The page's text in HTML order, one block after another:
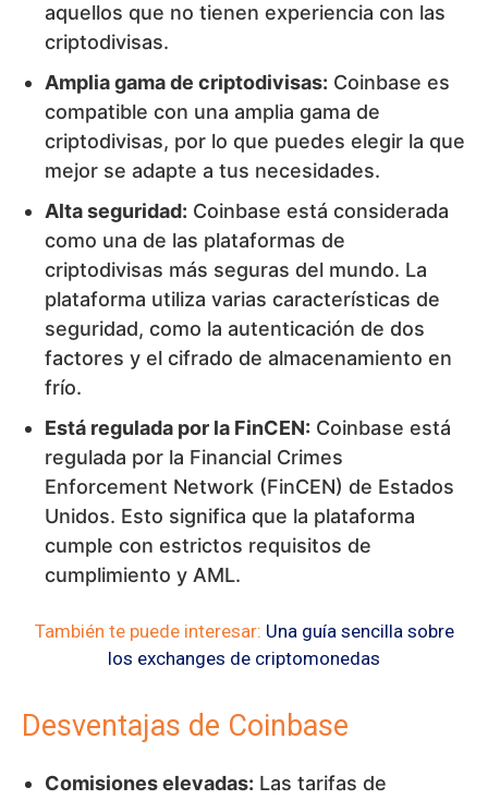
aquellos que no tienen experiencia con las
criptodivisas.
Amplia gama de criptodivisas: Coinbase es
compatible con una amplia gama de
criptodivisas, por lo que puedes elegir la que
mejor se adapte a tus necesidades.
Alta seguridad: Coinbase está considerada
como una de las plataformas de
criptodivisas más seguras del mundo. La
plataforma utiliza varias características de
seguridad, como la autenticación de dos
factores y el cifrado de almacenamiento en
frío.
Está regulada por la FinCEN: Coinbase está
regulada por la Financial Crimes
Enforcement Network (FinCEN) de Estados
Unidos. Esto significa que la plataforma
cumple con estrictos requisitos de
cumplimiento y AML.
También te puede interesar: Una guía sencilla sobre
los exchanges de criptomonedas
Desventajas de Coinbase
Comisiones elevadas: Las tarifas de